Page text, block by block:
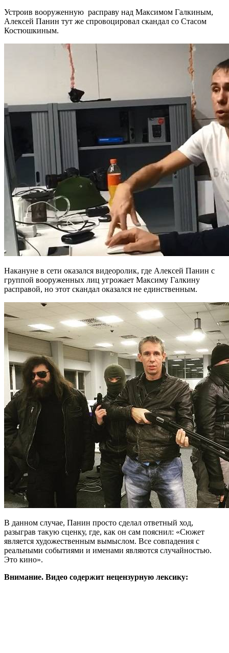
Устроив вооруженную расправу над Максимом Галкиным,
Алексей Панин тут же спровоцировал скандал со Стасом
Костюшкиным.
Накануне в сети оказался видеоролик, где Алексей Панин с
группой вооруженных лиц угрожает Максиму Галкину
расправой, но этот скандал оказался не единственным.
В данном случае, Панин просто сделал ответный ход,
разыграв такую сценку, где, как он сам пояснил: «Сюжет
является художественным вымыслом. Все совпадения с
реальными событиями и именами являются случайностью.
Это кино».
Внимание. Видео содержит нецензурную лексику: